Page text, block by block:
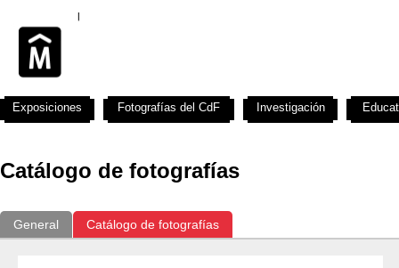
Catálogo de fotografías
General Catálogo de fotografías
Exposiciones Fotografías del CdF Investigación